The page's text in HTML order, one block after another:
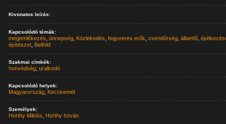
Kivonatos leírás:
Kapcsolódó témák:
megemlékezés ,ünnepség Közlekedés ,fegyveres erők ,csendőrség ,államfő ,
építészet Belföld
Szakmai címkék:
honvédség ,uralkodó
Kapcsolódó helyek:
Magyarország Kecskemét
Személyek:
Horthy Miklós Horthy István